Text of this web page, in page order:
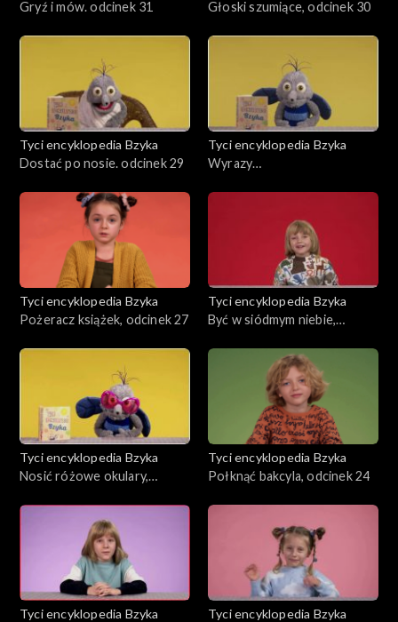
Gryź i mów. odcinek 31
Głoski szumiące, odcinek 30
Tyci encyklopedia Bzyka
Dostać po nosie. odcinek 29
Tyci encyklopedia Bzyka
Wyrazy
odcinek 28
Tyci encyklopedia Bzyka
Pożeracz książek, odcinek 27
Tyci encyklopedia Bzyka
Być w siódmym niebie,
Tyci encyklopedia Bzyka
Nosić różowe okulary,
Tyci encyklopedia Bzyka
Połknąć bakcyla, odcinek 24
Tyci encyklopedia Bzyka
Tyci encyklopedia Bzyka